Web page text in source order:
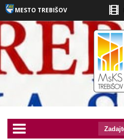
MESTO TREBIŠOV
prepnut_navigaciu